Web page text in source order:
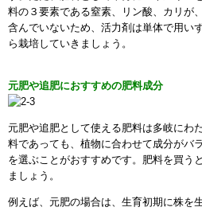
料の３要素である窒素、リン酸、カリが
含んでいないため、活力剤は単体で用い
ら栽培していきましょう。
元肥や追肥におすすめの肥料成分
元肥や追肥として使える肥料は多岐にわ
料であっても、植物に合わせて成分がバ
を選ぶことがおすすめです。肥料を買う
ましょう。
例えば、元肥の場合は、生育初期に株を